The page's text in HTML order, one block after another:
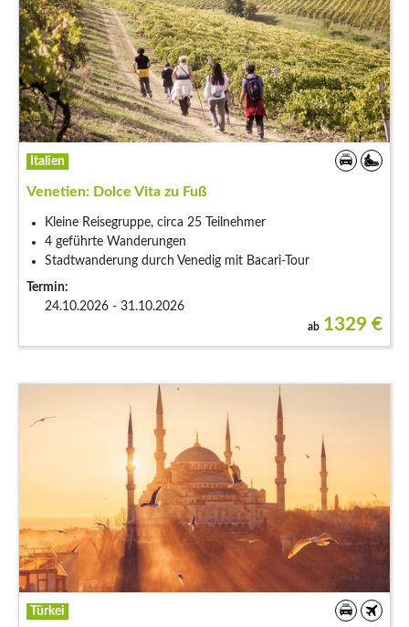
Italien
Venetien: Dolce Vita zu Fuß
Kleine Reisegruppe, circa 25 Teilnehmer
4 geführte Wanderungen
Stadtwanderung durch Venedig mit Bacari-Tour
Termin:
24.10.2026 - 31.10.2026
ab 1329 €
Türkei